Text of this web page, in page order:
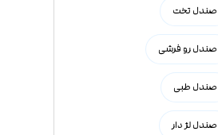
صندل تخت
صندل رو فرشی
صندل طبی
صندل لژ دار